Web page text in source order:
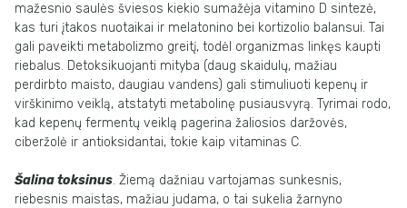
mažesnio saulės šviesos kiekio sumažėja vitamino D sintezė,
kas turi įtakos nuotaikai ir melatonino bei kortizolio balansui. Tai
gali paveikti metabolizmo greitį, todėl organizmas linkęs kaupti
riebalus. Detoksikuojanti mityba (daug skaidulų, mažiau
perdirbto maisto, daugiau vandens) gali stimuliuoti kepenų ir
virškinimo veiklą, atstatyti metabolinę pusiausvyrą. Tyrimai rodo,
kad kepenų fermentų veiklą pagerina žaliosios daržovės,
ciberžolė ir antioksidantai, tokie kaip vitaminas C.
Šalina toksinus. Žiemą dažniau vartojamas sunkesnis,
riebesnis maistas, mažiau judama, o tai sukelia žarnyno